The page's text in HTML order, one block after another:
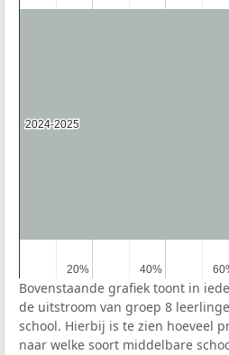
20%
20% 40%
40%
2024-2025
2024-2025
Bovenstaande grafiek toont in
de uitstroom van groep 8
school. Hierbij is te zien hoeveel
naar welke soort middelbare